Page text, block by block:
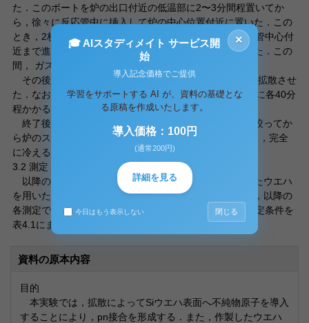
た．このボートを炉の出口付近の低温部に2〜3分間程置いてか
ら，徐々に反応管中に挿入して炉の中心位置付近に置いた．この
とき，2枚のボロンプラスのうちの1枚が大きすぎ，反応管中心付
近まで進まなかったため，そのボロンプラスを取り除いた．この
間， ガスは流したままであった．
その後，拡散温度が1000℃に上がってから1時間，Bを拡散させ
た．なお，拡散温度が1000℃に上がるのと再度下がるのに各40分
程かかる．
終了後，ボートをゆっくり低温部に引き出し，電流を絞ってか
ら炉のスイッチを切った．約5分後に反応管から取り出し，完全
に冷えるまで待った．
3.2 測定
以降の操作では，上記とは異なる条件の下で作製されたウエハ
を用いた．実際に上記の手順で拡散した拡散用ウエハと，以降の
各測定で用いた測定用ウエハの，pn接合形成における設定条件を
表4.1にまとめる．
資料の原本内容
目的
本実験では，拡散によってSiウエハ表面へ不純物原子を導入
することにより，pn接合を形成する．また，作製したウエハ
×
🎓 AIスタディメイト サービス開
始
導入記念価格でご提供
学習をサポートする AI が、資料の基礎とな
る原稿を作成いたします。
導入価格：100円
(通常200円)
詳細を見る
今日はもう表示しない 閉じる